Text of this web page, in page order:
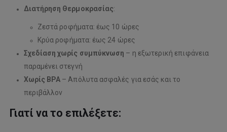
Διατήρηση Θερμοκρασίας:
Ζεστά ροφήματα: έως 10 ώρες
Κρύα ροφήματα: έως 24 ώρες
Σχεδίαση χωρίς συμπύκνωση – η εξωτερική επιφάνεια
παραμένει στεγνή
Χωρίς BPA – Απόλυτα ασφαλές για εσάς και το
περιβάλλον
Γιατί να το επιλέξετε: